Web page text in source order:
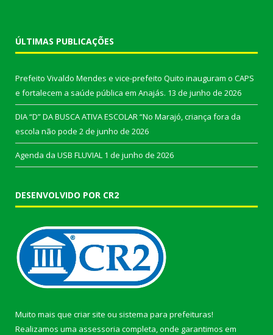
ÚLTIMAS PUBLICAÇÕES
Prefeito Vivaldo Mendes e vice-prefeito Quito inauguram o CAPS
e fortalecem a saúde pública em Anajás. 13 de junho de 2026
DIA “D” DA BUSCA ATIVA ESCOLAR “No Marajó, criança fora da
escola não pode 2 de junho de 2026
Agenda da USB FLUVIAL 1 de junho de 2026
DESENVOLVIDO POR CR2
Muito mais que criar site ou sistema para prefeituras!
Realizamos uma assessoria completa, onde garantimos em